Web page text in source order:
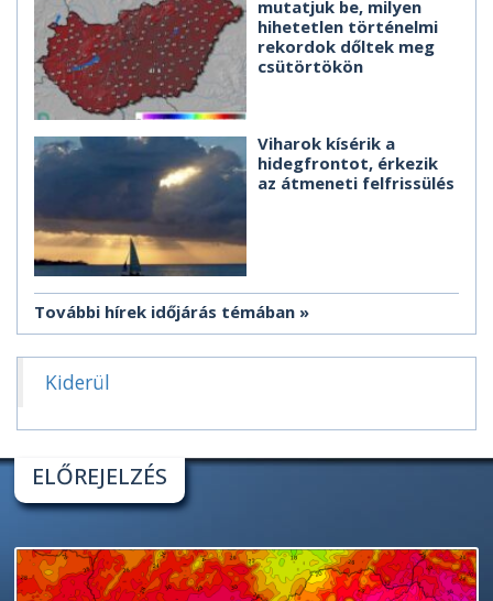
mutatjuk be, milyen
hihetetlen történelmi
rekordok dőltek meg
csütörtökön
Viharok kísérik a
hidegfrontot, érkezik
az átmeneti felfrissülés
További hírek időjárás témában
Kiderül
ELŐREJELZÉS